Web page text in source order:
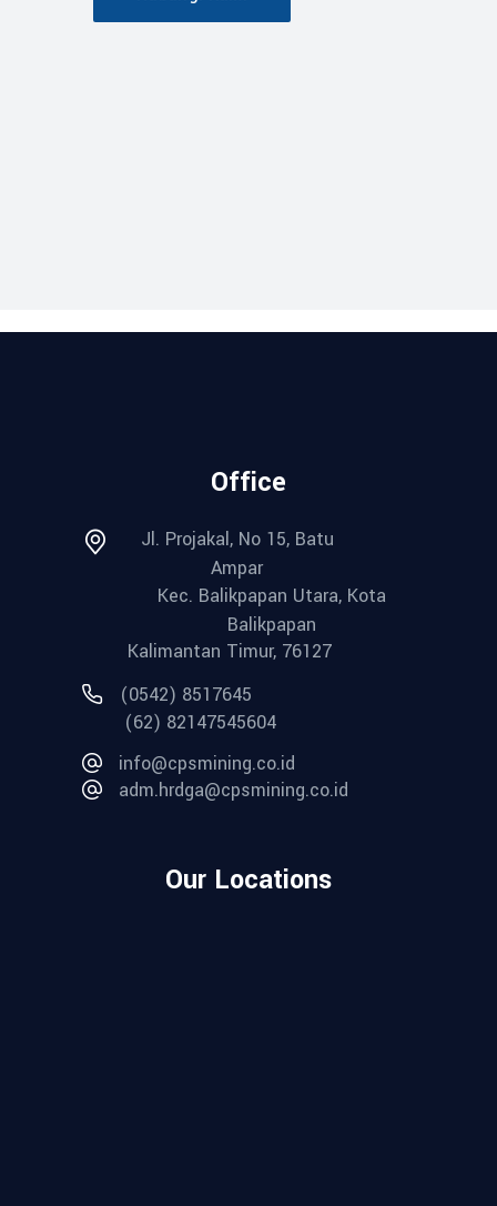
Office
Jl. Projakal, No 15, Batu
Ampar
Kec. Balikpapan Utara, Kota
Balikpapan
Kalimantan Timur, 76127
(0542) 8517645
(62) 82147545604
info@cpsmining.co.id
adm.hrdga@cpsmining.co.id
Our Locations